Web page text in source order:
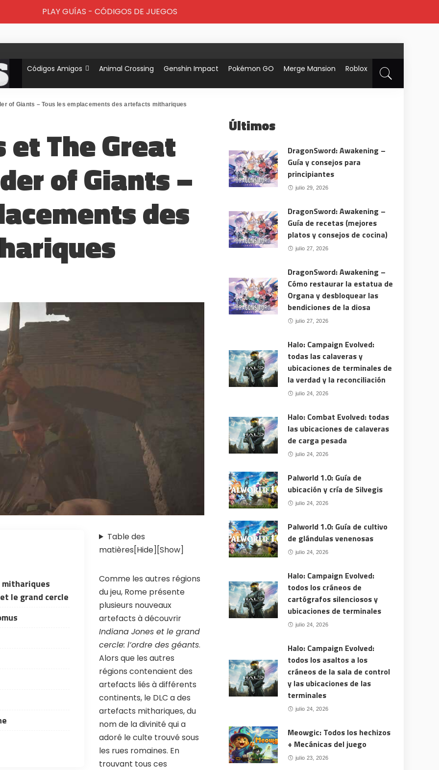
Códigos Amigos Animal Crossing Genshin Impact Pokémon GO Merge Mansion Roblox
COLLAPSE
Giveaways
to win full Steam games
of Giants – Tous les emplacements des artefacts mithariques
et The Great
of Giants –
des
le grand cercle
Table des
matières[Hide] [Show]
Comme les autres régions
du jeu, Rome présente
plusieurs nouveaux
artefacts à découvrir
Indiana Jones et le grand
cercle: l’ordre des géants.
Alors que les autres
régions contenaient des
artefacts liés à différents
continents, le DLC a des
artefacts mithariques, du
nom de la divinité qui a
adoré le culte trouvé sous
les rues romaines. En
trouvant tous ces
Últimos
DragonSword: Awakening –
Guía y consejos para
principiantes
julio 29, 2026
DragonSword: Awakening –
Guía de recetas (mejores
platos y consejos de cocina)
julio 27, 2026
DragonSword: Awakening –
Cómo restaurar la estatua de
Organa y desbloquear las
bendiciones de la diosa
julio 27, 2026
Halo: Campaign Evolved:
todas las calaveras y
ubicaciones de terminales de
la verdad y la reconciliación
julio 24, 2026
Halo: Combat Evolved: todas
las ubicaciones de calaveras
de carga pesada
julio 24, 2026
Palworld 1.0: Guía de
ubicación y cría de Silvegis
julio 24, 2026
Palworld 1.0: Guía de cultivo
de glándulas venenosas
julio 24, 2026
Halo: Campaign Evolved:
todos los cráneos de
cartógrafos silenciosos y
ubicaciones de terminales
julio 24, 2026
Halo: Campaign Evolved:
todos los asaltos a los
cráneos de la sala de control
y las ubicaciones de las
terminales
julio 24, 2026
Meowgic: Todos los hechizos
+ Mecánicas del juego
julio 23, 2026
PLAY GUÍAS - CÓDIGOS DE JUEGOS